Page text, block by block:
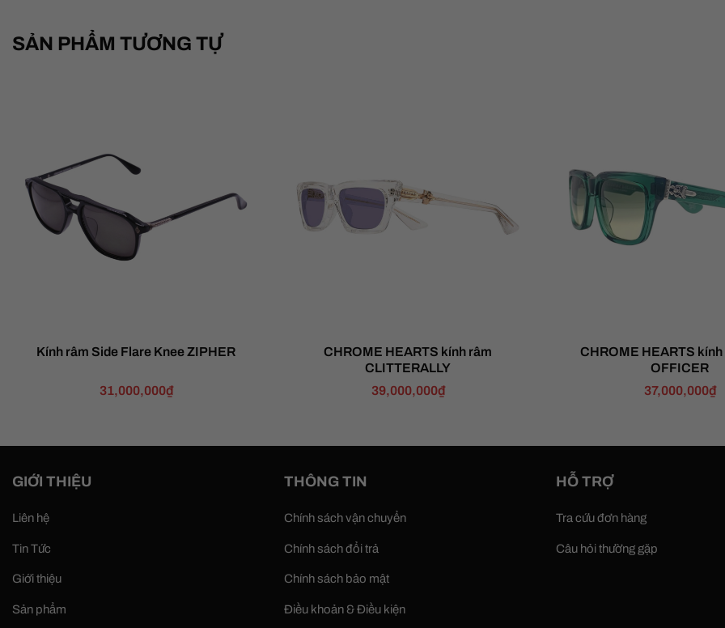
SẢN PHẨM TƯƠNG TỰ
Kính râm Side Flare Knee ZIPHER
31,000,000₫
CHROME HEARTS kính râm
CLITTERALLY
39,000,000₫
CHROME HEARTS kính
OFFICER
37,000,000₫
GIỚI THIỆU
Liên hệ
Tin Tức
Giới thiệu
Sản phẩm
THÔNG TIN
Chính sách vận chuyển
Chính sách đổi trả
Chính sách bảo mật
Điều khoản & Điều kiện
HỖ TRỢ
Tra cứu đơn hàng
Câu hỏi thường gặp